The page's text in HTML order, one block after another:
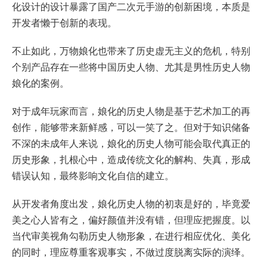
化设计的设计暴露了国产二次元手游的创新困境，本质是
开发者懒于创新的表现。
不止如此，万物娘化也带来了历史虚无主义的危机，特别
个别产品存在一些将中国历史人物、尤其是男性历史人物
娘化的案例。
对于成年玩家而言，娘化的历史人物是基于艺术加工的再
创作，能够带来新鲜感，可以一笑了之。但对于知识储备
不深的未成年人来说，娘化的历史人物可能会取代真正的
历史形象，扎根心中，造成传统文化的解构、失真，形成
错误认知，最终影响文化自信的建立。
从开发者角度出发，娘化历史人物的初衷是好的，毕竟爱
美之心人皆有之，偏好颜值并没有错，但理应把握度。以
当代审美视角勾勒历史人物形象，在进行相应优化、美化
的同时，理应尊重客观事实，不做过度脱离实际的演绎。